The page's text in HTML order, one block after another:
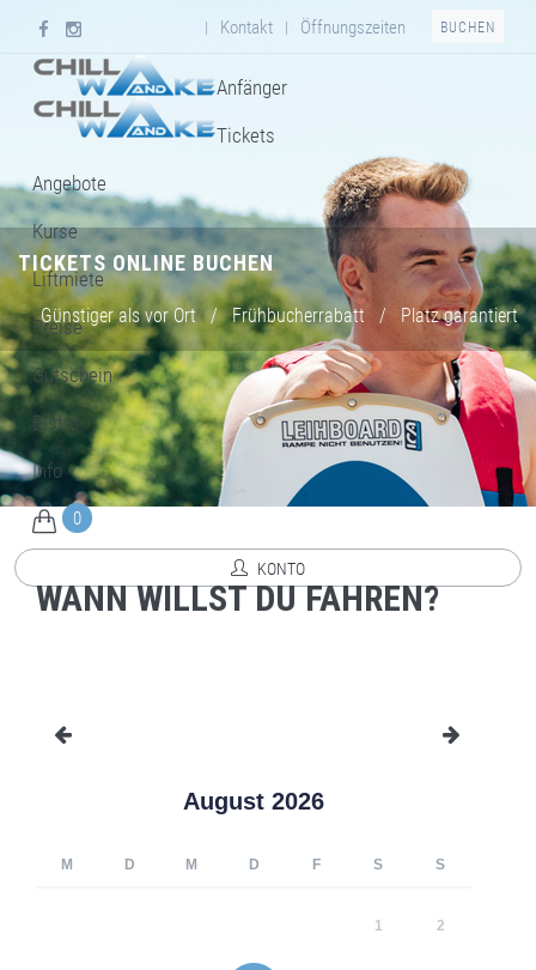
| Kontakt | Öffnungszeiten BUCHEN
Anfänger
Tickets
Angebote
Kurse
Liftmiete
Preise
Gutschein
Bistro
Info
0
KONTO
TICKETS ONLINE BUCHEN
Günstiger als vor Ort / Frühbucherrabatt / Platz garantiert
WANN WILLST DU FAHREN?
August 2026
M D M D F S S
1 2